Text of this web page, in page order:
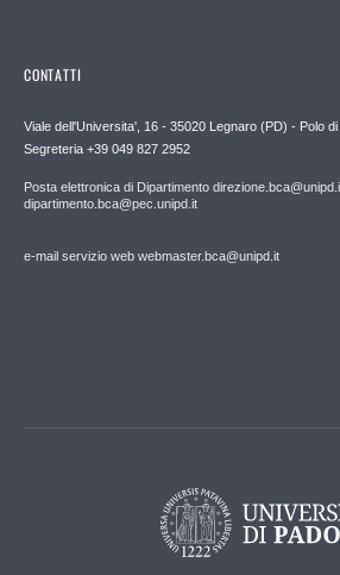
CONTATTI
Viale dell'Universita', 16 - 35020 Legnaro (PD) - Polo di
Segreteria +39 049 827 2952
Posta elettronica di Dipartimento
dipartimento.bca@pec.unipd.it
e-mail servizio web webmaster.bca@unipd.it